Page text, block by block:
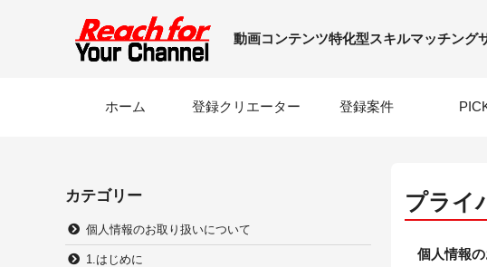
動画コンテンツ特化型スキルマッチング
ホーム 登録クリエーター 登録案件
プライ
個人情報
カテゴリー
個人情報のお取り扱いについて
1.はじめに